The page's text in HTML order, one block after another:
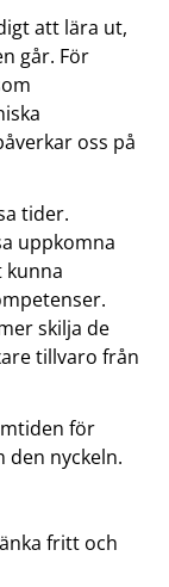
att lära ut,
går. För
oss på
tider.
uppkomna
kunna
skilja de
tillvaro från
för
den nyckeln.
fritt och